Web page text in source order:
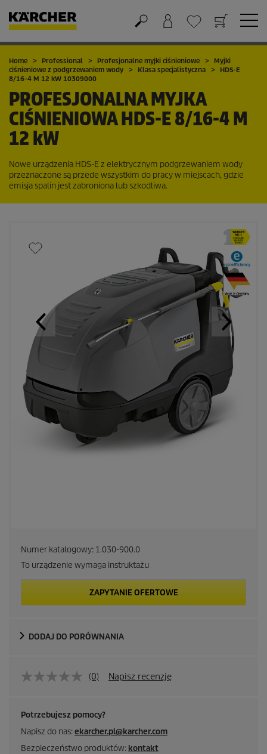
Koszyk
Lista życzeń
Home Professional Profesjonalne myjki ciśnieniowe
Myjki
ciśnieniowe z podgrzewaniem wody
Klasa specjalistyczna
HDS-E
8/16-4 M 12 kW 10309000
PROFESJONALNA MYJKA
CIŚNIENIOWAHDS-E 8/16-4 M
12 kW
Nowe urządzenia HDS-E z elektrycznym podgrzewaniem wody
przeznaczone są przede wszystkim do pracy w miejscach, gdzie
emisja spalin jest zabroniona lub szkodliwa.
Numer katalogowy: 1.030-900.0
To urządzenie wymaga instruktażu
ZAPYTANIE OFERTOWE
DODAJ DO PORÓWNANIA
(0) Napisz recenzję
Potrzebujesz pomocy?
Napisz do nas:ekarcher.pl@karcher.com
Bezpieczeństwo produktów: kontakt